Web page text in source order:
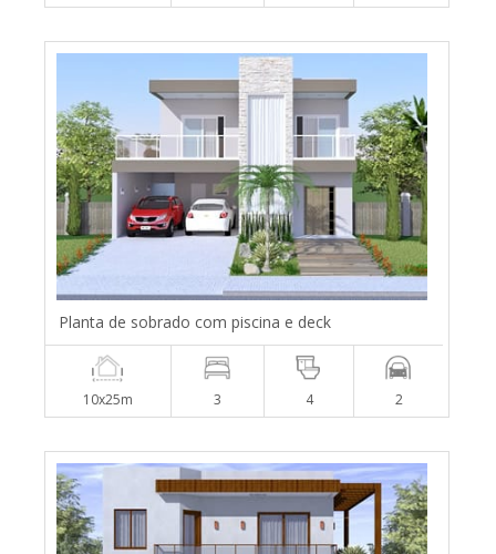
Planta de sobrado com piscina e deck
10x25m 3 4 2